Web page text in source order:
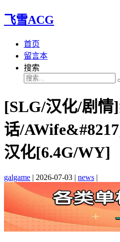
飞雪ACG
首页
留言本
搜索
[SLG/汉化/剧情
话/
汉化[6.4G/WY]
galgame | 2026-07-03 | news |